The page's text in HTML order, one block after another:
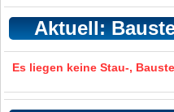
Aktuell:
Es liegen keine Stau-,